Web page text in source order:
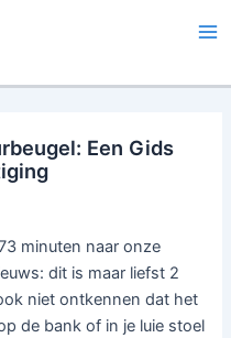
Een Gids
minuten naar onze
dit is maar liefst 2
niet ontkennen dat het
de bank of in je luie stoel